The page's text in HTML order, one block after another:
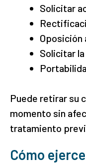
Solicitar
Solicitar
Puede retirar su
momento sin
tratamiento
Cómo